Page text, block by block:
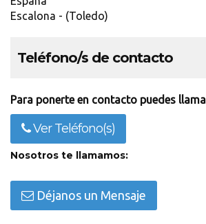
Escalona - (Toledo)
Teléfono/s de contacto
Para ponerte en contacto puedes
Ver Teléfono(s)
Nosotros te llamamos:
Déjanos un Mensaje